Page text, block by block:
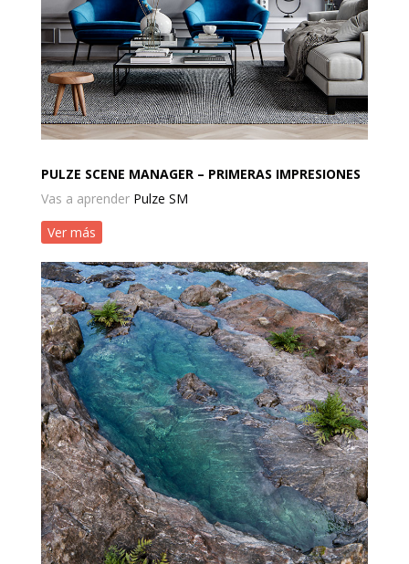
PULZE SCENE MANAGER – PRIMERAS IMPRESIONES
Vas a aprender Pulze SM
Ver más